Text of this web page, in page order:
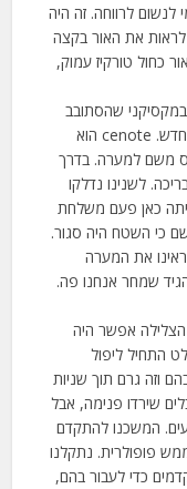
לרווחה. זה היה
את האור בקצה
כחול טורקיז עמוק,
שהסתובב
בג’ונגל ושאל אם אנחנו רוצים לראות cenote חדש. cenote הוא
משם למערה. בדרך
לשנינו נדלקו
כאן פעם משלחת
צלל שם כי השטח היה סגור.
את המערה
שמחר אנחנו פה.
אפשר היה
התחיל ליפול
וזה גרם תוך שניות
שירדו פנימה, אבל
המשכנו להתקדם
פופולרית. נתקלנו
כדי לעבור בהם,